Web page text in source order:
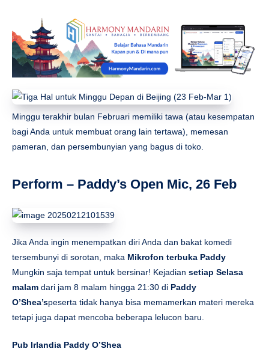
Minggu terakhir bulan Februari memiliki tawa (atau kesempatan
bagi Anda untuk membuat orang lain tertawa), memesan
pameran, dan persembunyian yang bagus di toko.
Perform – Paddy’s Open Mic, 26 Feb
Jika Anda ingin menempatkan diri Anda dan bakat komedi
tersembunyi di sorotan, maka Mikrofon terbuka Paddy
Mungkin saja tempat untuk bersinar! Kejadian setiap Selasa
malam dari jam 8 malam hingga 21:30 di Paddy
O’Shea’speserta tidak hanya bisa memamerkan materi mereka
tetapi juga dapat mencoba beberapa lelucon baru.
Pub Irlandia Paddy O’Shea